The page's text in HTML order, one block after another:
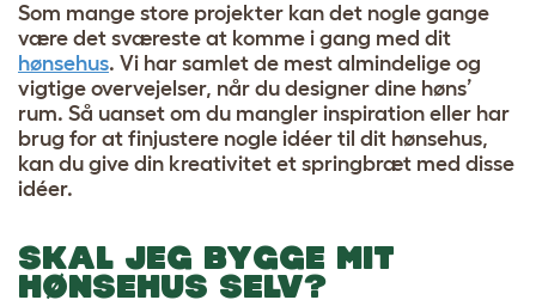
Som mange store projekter kan det nogle gange
være det sværeste at komme i gang med dit
hønsehus. Vi har samlet de mest almindelige og
vigtige overvejelser, når du designer dine høns’
rum. Så uanset om du mangler inspiration eller har
brug for at finjustere nogle idéer til dit hønsehus,
kan du give din kreativitet et springbræt med disse
idéer.
SKAL JEG BYGGE MIT
HØNSEHUS SELV?